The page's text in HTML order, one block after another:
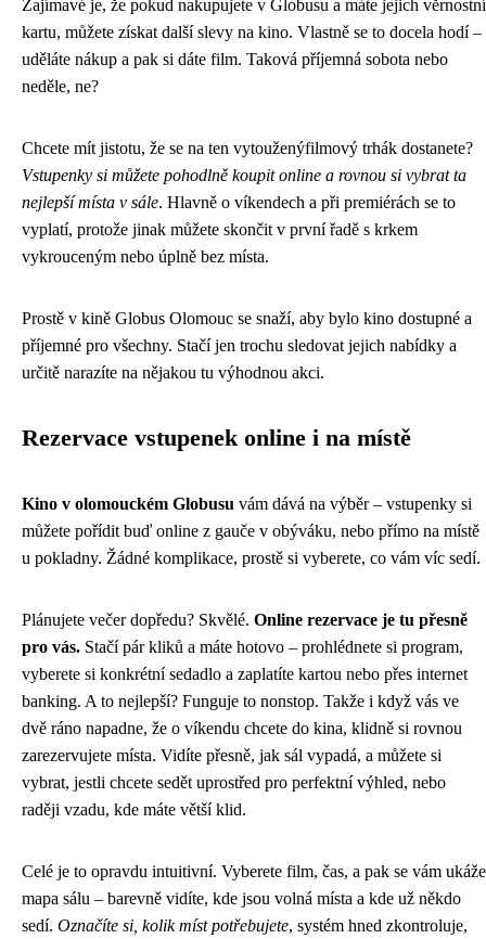
Zajímavé je, že pokud nakupujete v Globusu a máte jejich věrnostní
kartu, můžete získat další slevy na kino. Vlastně se to docela hodí –
uděláte nákup a pak si dáte film. Taková příjemná sobota nebo
neděle, ne?
Chcete mít jistotu, že se na ten vytouženýfilmový trhák dostanete?
Vstupenky si můžete pohodlně koupit online a rovnou si vybrat ta
nejlepší místa v sále. Hlavně o víkendech a při premiérách se to
vyplatí, protože jinak můžete skončit v první řadě s krkem
vykrouceným nebo úplně bez místa.
Prostě v kině Globus Olomouc se snaží, aby bylo kino dostupné a
příjemné pro všechny. Stačí jen trochu sledovat jejich nabídky a
určitě narazíte na nějakou tu výhodnou akci.
Rezervace vstupenek online i na místě
Kino v olomouckém Globusu vám dává na výběr – vstupenky si
můžete pořídit buď online z gauče v obýváku, nebo přímo na místě
u pokladny. Žádné komplikace, prostě si vyberete, co vám víc sedí.
Plánujete večer dopředu? Skvělé. Online rezervace je tu přesně
pro vás. Stačí pár kliků a máte hotovo – prohlédnete si program,
vyberete si konkrétní sedadlo a zaplatíte kartou nebo přes internet
banking. A to nejlepší? Funguje to nonstop. Takže i když vás ve
dvě ráno napadne, že o víkendu chcete do kina, klidně si rovnou
zarezervujete místa. Vidíte přesně, jak sál vypadá, a můžete si
vybrat, jestli chcete sedět uprostřed pro perfektní výhled, nebo
raději vzadu, kde máte větší klid.
Celé je to opravdu intuitivní. Vyberete film, čas, a pak se vám ukáže
mapa sálu – barevně vidíte, kde jsou volná místa a kde už někdo
sedí. Označíte si, kolik míst potřebujete, systém hned zkontroluje,